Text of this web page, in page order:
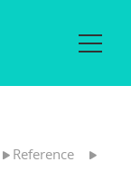
Reference